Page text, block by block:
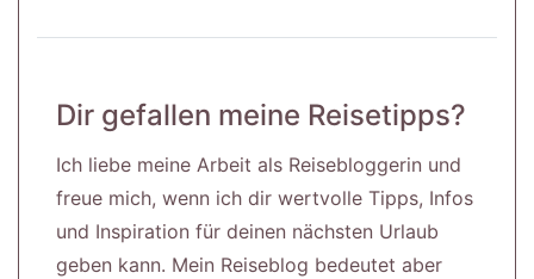
Dir gefallen meine Reisetipps?
Ich liebe meine Arbeit als Reisebloggerin und
freue mich, wenn ich dir wertvolle Tipps, Infos
und Inspiration für deinen nächsten Urlaub
geben kann. Mein Reiseblog bedeutet aber